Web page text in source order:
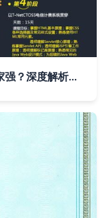
西安安卓培训班价格与软件开发培训哪家强？深度解析西安九州计算机与淘学培训的计算机软件开发价值